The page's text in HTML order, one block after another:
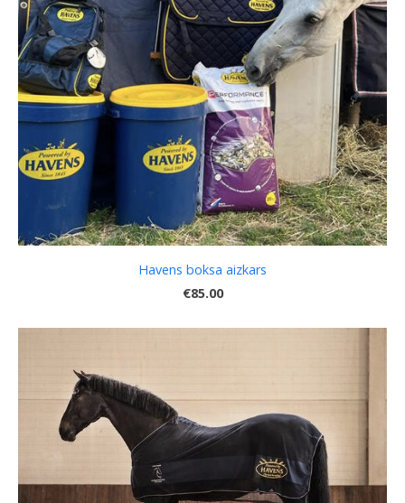
Havens boksa aizkars
€85.00